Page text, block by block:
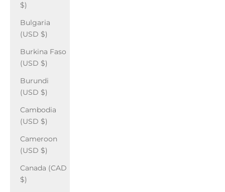
$)
Bulgaria
(USD $)
Burkina Faso
(USD $)
Burundi
(USD $)
Cambodia
(USD $)
Cameroon
(USD $)
Canada (CAD
$)